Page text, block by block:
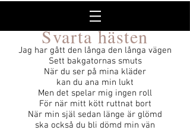
Jag har gått den långa den långa vägen
Sett bakgatornas smuts
När du ser på mina kläder
kan du ana min lukt
Men det spelar mig ingen roll
För när mitt kött ruttnat bort
När min själ sedan länge är glömd
ska också du bli dömd min vän
Svarta hästen